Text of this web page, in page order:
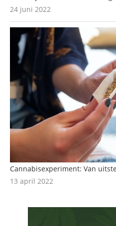
24 juni 2022
Cannabisexperiment: Van
13 april 2022